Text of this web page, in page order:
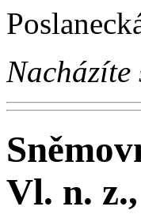
Nacházíte
Vl. n.